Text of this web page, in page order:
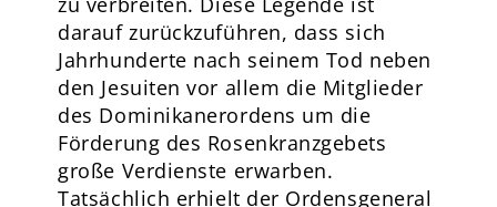
darauf zurückzuführen, dass sich
Jahrhunderte nach seinem Tod neben
den Jesuiten vor allem die Mitglieder
des Dominikanerordens um die
Förderung des Rosenkranzgebets
große Verdienste erwarben.
Tatsächlich erhielt der Ordensgeneral